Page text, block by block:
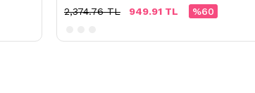
%60
949.91 TL
2,374.76 TL